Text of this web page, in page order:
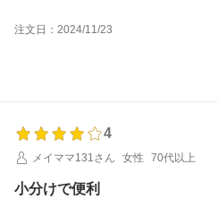
味は子どもでも食べれるようになの
じたので☆-1にさせて頂きました。
先日スーパーで買った某有名メー
注文日：2024/11/23
4
メイママ131さん
女性 70代以上
小分けで便利